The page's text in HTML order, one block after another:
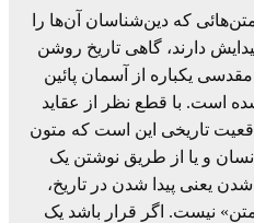
که دین‌شناسان آن‌ها را
دارند، گاهی تاریخ روشن
مقدسی یکباره از آسمان پائین
است. با قطع نظر از عقاید
تاریخی این است که متون
و یا از طریق نوشتن یک
یعنی پیدا شدن در تاریخ،
نیست. اگر قرار باشد یک